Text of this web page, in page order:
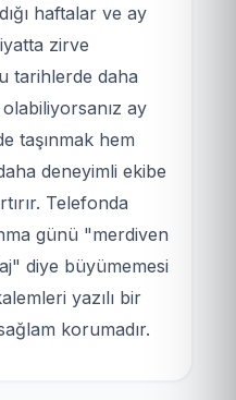
haftalar ve ay
zirve
tarihlerde daha
olabiliyorsanız ay
taşınmak hem
deneyimli ekibe
Telefonda
günü "merdiven
diye büyümemesi
yazılı bir
korumadır.